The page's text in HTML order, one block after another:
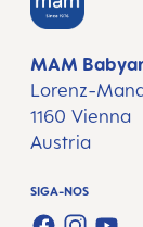
MAM
Lorenz-
1160 Vienna
Austria
SIGA-NOS